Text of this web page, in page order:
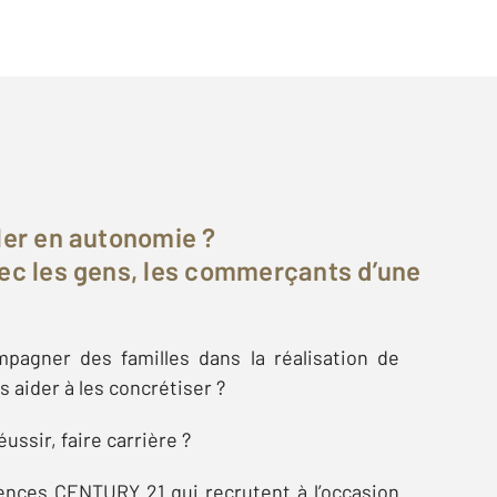
en autonomie ?
les gens, les commerçants d’une
des familles dans la réalisation de
aider à les concrétiser ?
faire carrière ?
CENTURY 21 qui recrutent à l’occasion